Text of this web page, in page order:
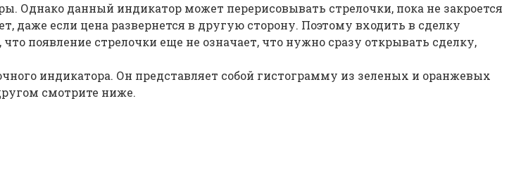
Однако данный индикатор может перерисовывать стрелочки, пока не закроется
даже если цена развернется в другую сторону. Поэтому входить в сделку
появление стрелочки еще не означает, что нужно сразу открывать сделку,
индикатора. Он представляет собой гистограмму из зеленых и оранжевых
смотрите ниже.